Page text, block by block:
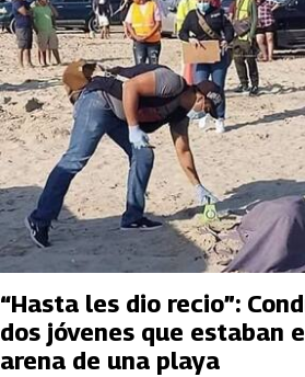
“Hasta les dio recio”:
dos jóvenes que estaban
arena de una playa